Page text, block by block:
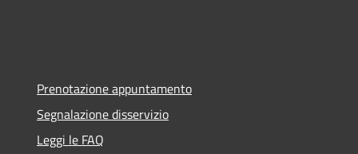
Prenotazione appuntamento
Segnalazione disservizio
Leggi le FAQ